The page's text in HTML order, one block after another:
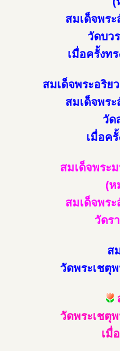
สมเด็จพร
วัดบว
เมื่อครั้งท
สมเด็จพระอริย
สมเด็จพร
วัด
เมื่อค
สมเด็จพระ
(ห
สมเด็จพร
วัดร
ส
วัดพระเชตุ
วัดพระเชตุ
เมื่